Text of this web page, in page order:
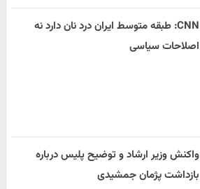
CNN: طبقه متوسط ایران درد نان دارد نه
اصلاحات سیاسی
واکنش وزیر ارشاد و توضیح پلیس درباره
بازداشت پژمان جمشیدی